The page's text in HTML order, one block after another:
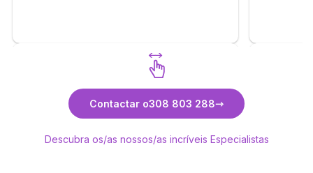
Contactar o308 803 288
Descubra os/as nossos/as incríveis Especialistas